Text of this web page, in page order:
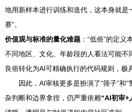
地用新样本进行训练和迭代，这本身就是
赛”。
价值观与标准的量化难题 ：“低俗”的定义
不同地区、文化、年龄段的人看法可能不
良俗转化为AI可精确执行的代码规则，极
因此，AI审核更多是扮演了“筛子”和
杂判断和边界拿捏，仍严重依赖“AI初审+